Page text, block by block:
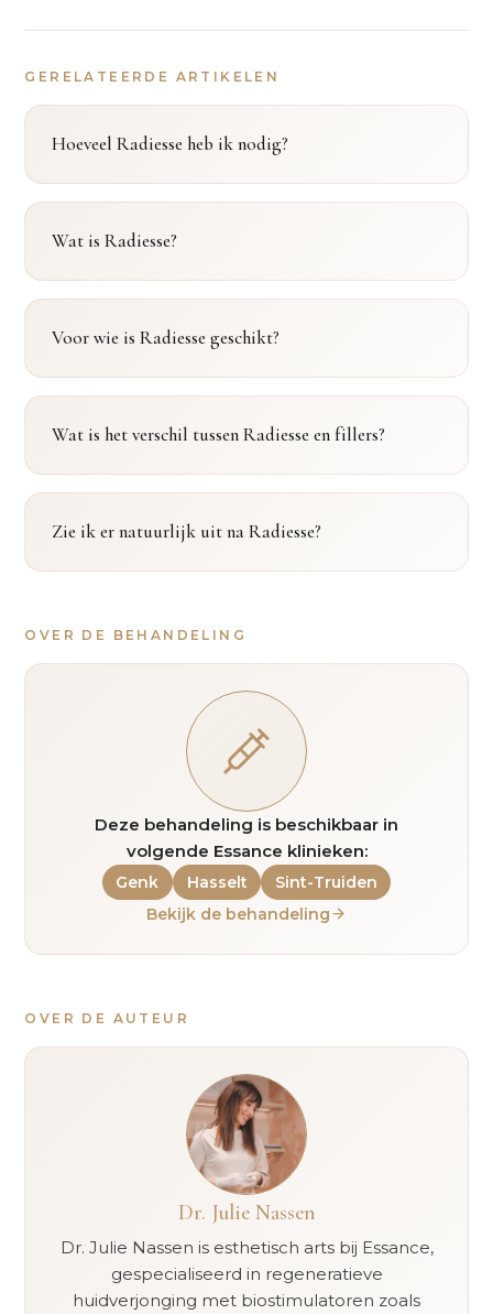
GERELATEERDE ARTIKELEN
Hoeveel Radiesse heb ik nodig?
Wat is Radiesse?
Voor wie is Radiesse geschikt?
Wat is het verschil tussen Radiesse en fillers?
Zie ik er natuurlijk uit na Radiesse?
OVER DE BEHANDELING
Deze behandeling is beschikbaar in
volgende Essance klinieken:
Genk Hasselt
Sint-Truiden
Bekijk de behandeling
OVER DE AUTEUR
Dr. Julie Nassen
Dr. Julie Nassen is esthetisch arts bij Essance,
gespecialiseerd in regeneratieve
huidverjonging met biostimulatoren zoals